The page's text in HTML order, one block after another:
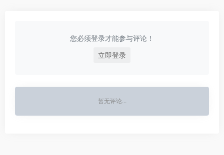
您必须登录才能参与评论！
立即登录
暂无评论...